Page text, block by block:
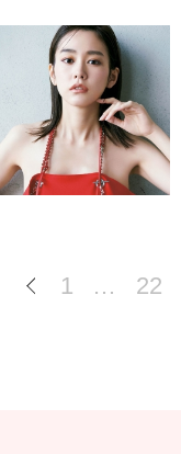
1 … 22